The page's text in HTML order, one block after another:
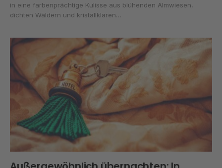
in eine farbenprächtige Kulisse aus blühenden Almwiesen,
dichten Wäldern und kristallklaren…